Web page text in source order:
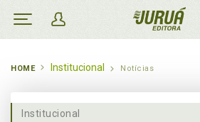
HOME Institucional Notícias
Institucional